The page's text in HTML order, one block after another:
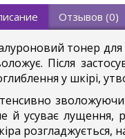
Отзывов (0)
тонер для
Після
у шкірі,
й усуває лущення,
розгладжується,